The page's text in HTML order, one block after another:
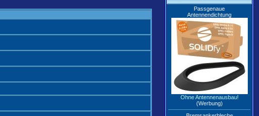
Passgenaue
Antennendichtung
Ohne Antennenausbau!
(Werbung)